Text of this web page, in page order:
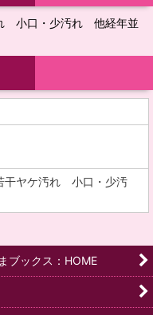
小口・少汚れ 他経年並
ヤケ汚れ 小口・少汚
ブックス：HOME